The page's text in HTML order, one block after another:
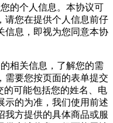
的个人信息。本协议可
请您在提供个人信息前仔
信息，即视为您同意本协
相关信息，了解您的需
需要您按页面的表单提交
的可能包括您的姓名、电
示的为准，我们使用前述
我方提供的具体商品或服